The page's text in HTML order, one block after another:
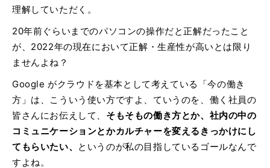
理解していただく。
20年前ぐらいまでのパソコンの操作だと正解だったこと
が、2022年の現在において正解・生産性が高いとは限り
ませんよね？
Google がクラウドを基本として考えている「今の働き
方」は、こういう使い方ですよ、ていうのを、働く社員の
皆さんにお伝えして、 そもそもの働き方とか、社内の中の
コミュニケーションとかカルチャーを変えるきっかけにし
てもらいたい、 というのが私の目指しているゴールなんで
すよね。